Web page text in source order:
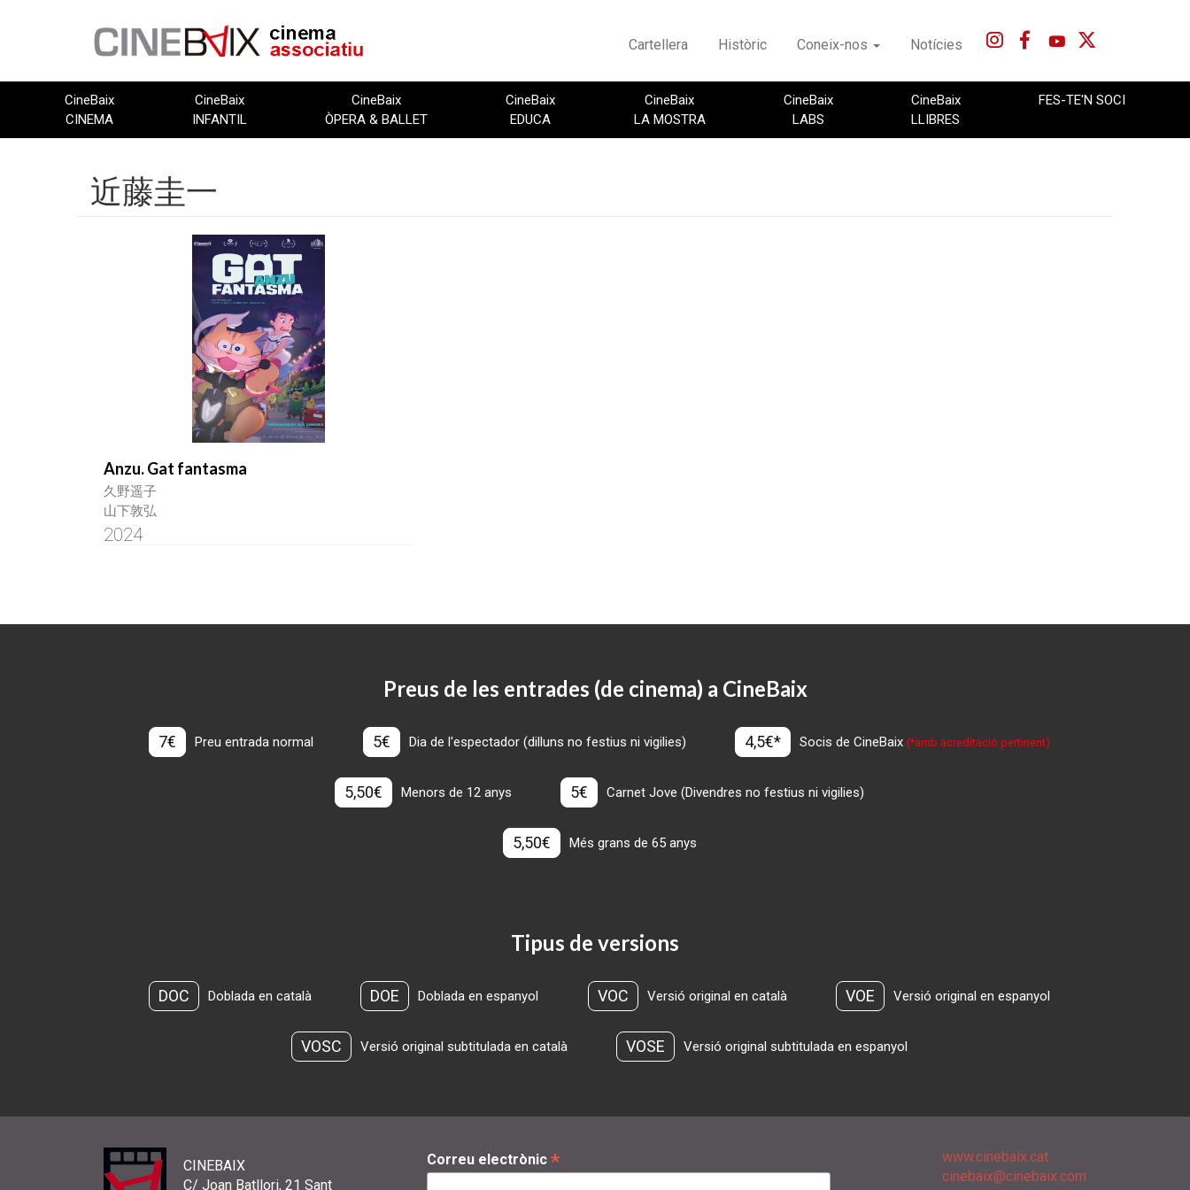
Cartellera Històric Coneix-nos Notícies
CineBaix
CINEMA
CineBaix
INFANTIL
CineBaix
ÒPERA & BALLET
CineBaix
EDUCA
CineBaix
LA MOSTRA
CineBaix
LABS
CineBaix
LLIBRES
FES-TE'N SOCI
近藤圭一
Anzu. Gat fantasma
久野遥子
山下敦弘
2024
Preus de les entrades (de cinema) a CineBaix
7€ Preu entrada normal 5€ Dia de l'espectador (dilluns no festius ni vigilies) 4,5€* Socis de CineBaix(*amb acreditació pertinent)
5,50€ Menors de 12 anys 5€ Carnet Jove (Divendres no festius ni vigilies)
5,50€ Més grans de 65 anys
Tipus de versions
DOC Doblada en català DOE Doblada en espanyol VOC Versió original en català VOE Versió original en espanyol
VOSC Versió original subtitulada en català VOSE Versió original subtitulada en espanyol
CINEBAIX
C/ Joan Batllori, 21 Sant
Correu electrònic *
www.cinebaix.cat
cinebaix@cinebaix.com